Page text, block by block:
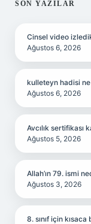
SON YAZILAR
Cinsel video
Ağustos 6, 2026
kulleteyn hadisi
Ağustos 6, 2026
Avcılık sertifikası
Ağustos 5, 2026
Allah’ın 79. ismi
Ağustos 3, 2026
8. sınıf için